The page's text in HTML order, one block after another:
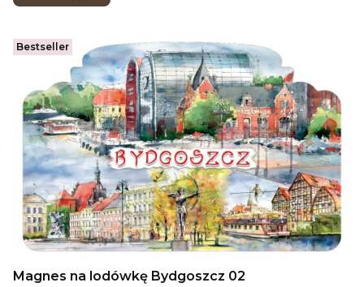
Bestseller
Magnes na lodówkę Bydgoszcz 02